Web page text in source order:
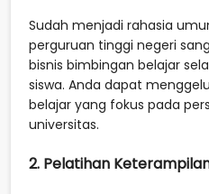
Sudah menjadi rahasia
perguruan tinggi negeri
bisnis bimbingan belajar
siswa. Anda dapat
belajar yang fokus pada
universitas.
2. Pelatihan